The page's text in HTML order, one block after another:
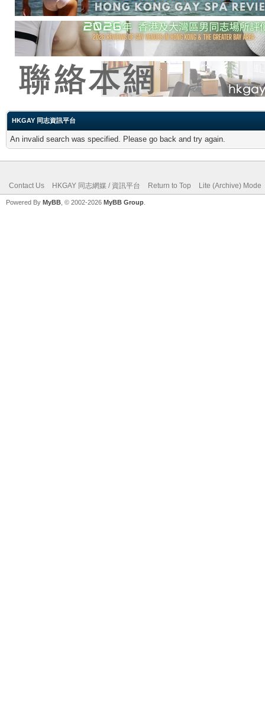
HKGAY 同志資訊平台
An invalid search was specified. Please go back and try again.
Contact Us HKGAY 同志網媒 / 資訊平台 Return to Top Lite (Archive) Mode
Powered By MyBB , © 2002-2026 MyBB Group